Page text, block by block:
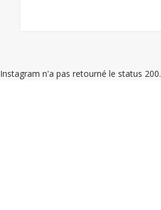
Instagram n'a pas retourné le status 200.